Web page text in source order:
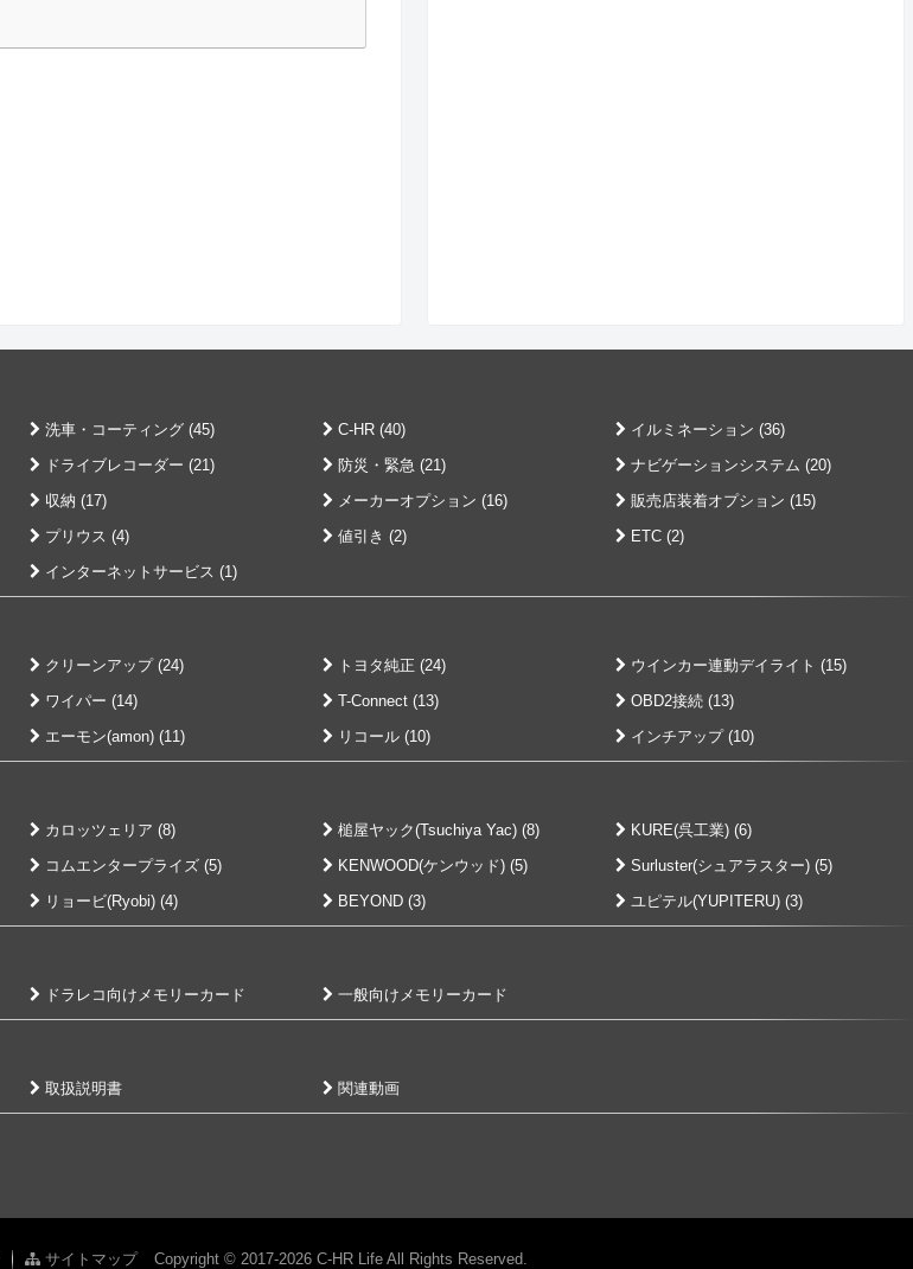
洗車・コーティング (45) C-HR (40)
イルミネーション (36)
ドライブレコーダー (21) 防災・緊急 (21)
ナビゲーションシステム (20)
収納 (17) メーカーオプション (16)
販売店装着オプション (15)
プリウス (4) 値引き (2)
ETC (2)
インターネットサービス (1)
クリーンアップ (24) トヨタ純正 (24)
ウインカー連動デイライト (15)
ワイパー (14) T-Connect (13)
OBD2接続 (13)
エーモン(amon) (11) リコール (10) インチアップ (10)
カロッツェリア (8) 槌屋ヤック(Tsuchiya Yac) (8)
KURE(呉工業) (6)
コムエンタープライズ (5) KENWOOD(ケンウッド) (5)
Surluster(シュアラスター) (5)
リョービ(Ryobi) (4) BEYOND (3) ユピテル(YUPITERU) (3)
ドラレコ向けメモリーカード 一般向けメモリーカード
取扱説明書 関連動画
サイトマップ Copyright © 2017-2026 C-HR Life All Rights Reserved.